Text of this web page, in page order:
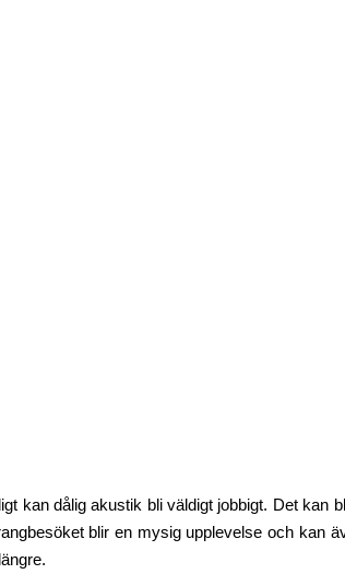
kan dålig akustik bli väldigt jobbigt. Det
blir en mysig upplevelse och kan